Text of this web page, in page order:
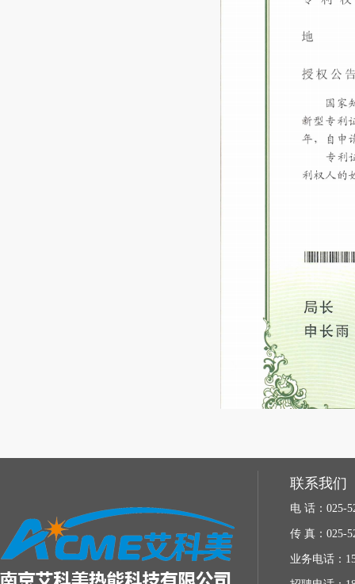
联系我们
电 话：025-
传 真：025-
业务电话：